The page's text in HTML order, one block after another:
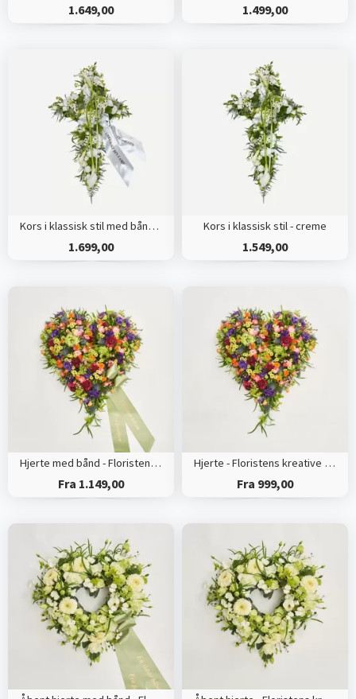
1.649,00 1.499,00
Kors i klassisk stil med bånd - creme
1.699,00
Kors i klassisk stil - creme
1.549,00
Hjerte med bånd - Floristens kreative valg
Fra 1.149,00
Hjerte - Floristens kreative valg
Fra 999,00